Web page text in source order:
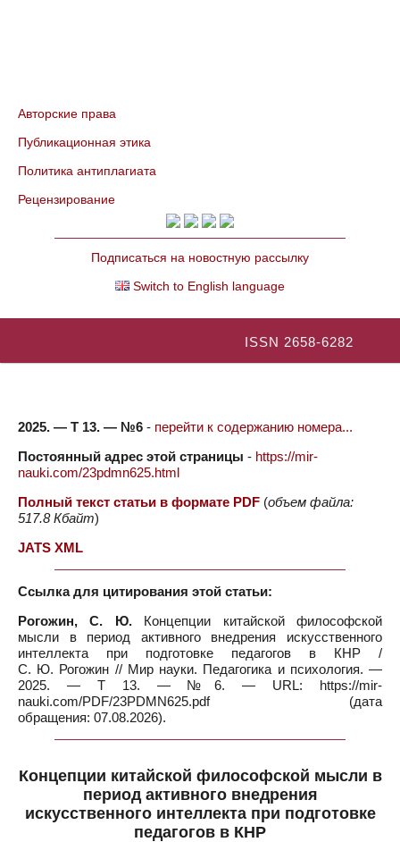
Авторские права
Публикационная этика
Политика антиплагиата
Рецензирование
Подписаться на новостную рассылку
Switch to English language
ISSN 2658-6282
2025. — Т 13. — №6 - перейти к содержанию номера...
Постоянный адрес этой страницы - https://mir-
nauki.com/23pdmn625.html
Полный текст статьи в формате PDF (объем файла:
517.8 Кбайт)
JATS XML
Ссылка для цитирования этой статьи:
Рогожин, С. Ю.Концепции китайской философской
мысли в период активного внедрения искусственного
интеллекта при подготовке педагогов в КНР /
С. Ю. Рогожин // Мир науки. Педагогика и психология. —
2025. — Т 13. — №6. — URL: https://mir-
nauki.com/PDF/23PDMN625.pdf (дата
обращения: 07.08.2026).
Концепции китайской философской мысли в
период активного внедрения
искусственного интеллекта при подготовке
педагогов в КНР